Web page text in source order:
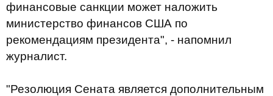
финансовые санкции может наложить
министерство финансов США по
рекомендациям президента", - напомнил
журналист.
"Резолюция Сената является дополнительным